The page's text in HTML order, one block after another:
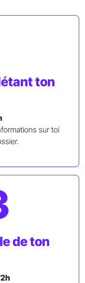
ton
sur toi
de ton